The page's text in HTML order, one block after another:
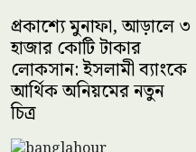
প্রকাশ্যে মুনাফা, আড়ালে ৩
হাজার কোটি টাকার
লোকসান: ইসলামী ব্যাংকে
আর্থিক অনিয়মের নতুন
চিত্র